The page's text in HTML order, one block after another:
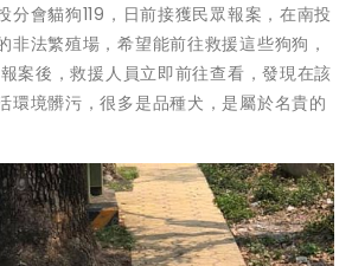
分會貓狗119，日前接獲民眾報案，在南投
非法繁殖場，希望能前往救援這些狗狗，
案後，救援人員立即前往查看，發現在該
環境髒污，很多是品種犬，是屬於名貴的